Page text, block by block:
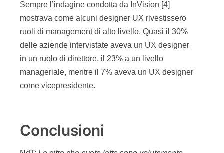
Sempre l’indagine condotta da InVision [4]
mostrava come alcuni designer UX rivestissero
ruoli di management di alto livello. Quasi il 30%
delle aziende intervistate aveva un UX designer
in un ruolo di direttore, il 23% a un livello
manageriale, mentre il 7% aveva un UX designer
come vicepresidente.
Conclusioni